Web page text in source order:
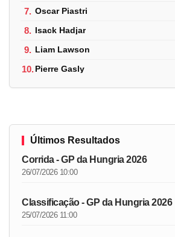
7. Oscar Piastri
8. Isack Hadjar
9. Liam Lawson
10.Pierre Gasly
Últimos Resultados
Corrida - GP da Hungria 2026
26/07/2026 10:00
Classificação - GP da Hungria 2026
25/07/2026 11:00